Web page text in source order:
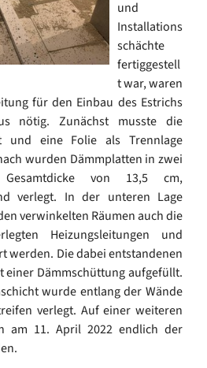
und
Installations
schächte
fertiggestell
t war, waren
für den Einbau des Estrichs
nötig. Zunächst musste die
und eine Folie als Trennlage
wurden Dämmplatten in zwei
von 13,5 cm,
verlegt. In der unteren Lage
verwinkelten Räumen auch die
Heizungsleitungen und
werden. Die dabei entstandenen
einer Dämmschüttung aufgefüllt.
wurde entlang der Wände
verlegt. Auf einer weiteren
am 11. April 2022 endlich der